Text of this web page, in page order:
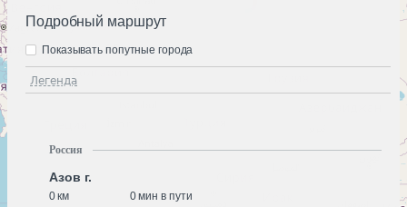
Подробный маршрут
Легенда
Показывать попутные города
Россия
Азов г.
0 км
0 мин в пути